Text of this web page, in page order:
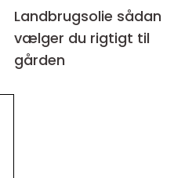
Landbrugsolie sådan
vælger du rigtigt til
gården